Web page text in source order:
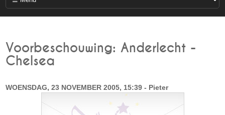
Voorbeschouwing: Anderlecht -
Chelsea
WOENSDAG, 23 NOVEMBER 2005, 15:39 - Pieter